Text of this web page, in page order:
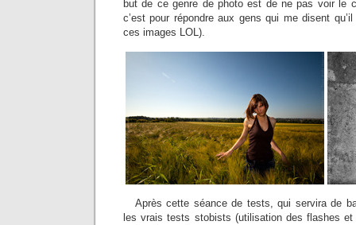
but de ce genre de photo est de ne pas voir le
c’est pour répondre aux gens qui me disent
ces images LOL).
Après cette séance de tests, qui servira de
les vrais tests stobists (utilisation des flashes